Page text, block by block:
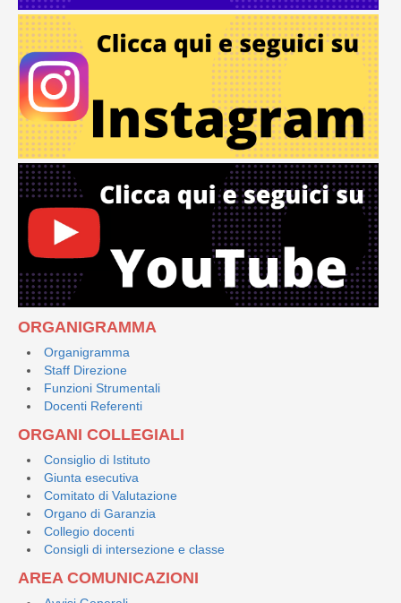
ORGANIGRAMMA
Organigramma
Staff Direzione
Funzioni Strumentali
Docenti Referenti
ORGANI COLLEGIALI
Consiglio di Istituto
Giunta esecutiva
Comitato di Valutazione
Organo di Garanzia
Collegio docenti
Consigli di intersezione e classe
AREA COMUNICAZIONI